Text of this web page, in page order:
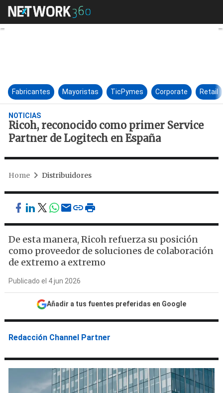
Ricoh, reconocido como
Fabricantes Mayoristas TicPymes Corporate Retail
NOTICIAS
Ricoh, reconocido como primer Service
Partner de Logitech en España
Home Distribuidores
De esta manera, Ricoh refuerza su posición
como proveedor de soluciones de colaboración
de extremo a extremo
Publicado el 4 jun 2026
Añadir a tus fuentes preferidas en Google
Redacción Channel Partner